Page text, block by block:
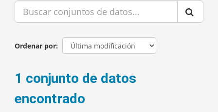
Ordenar por
1 conjunto de datos
encontrado